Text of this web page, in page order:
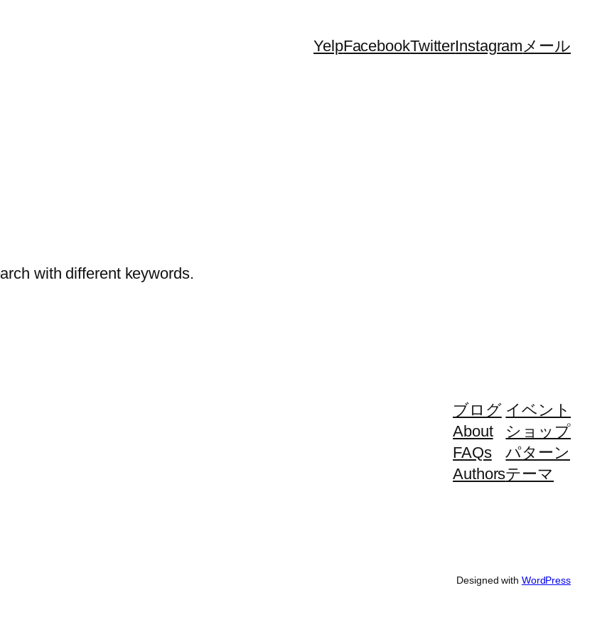
YelpFacebookTwitterInstagramメール
with different keywords.
ブログ
About
FAQs
Authors
イベント
ショップ
パターン
テーマ
Designed with WordPress